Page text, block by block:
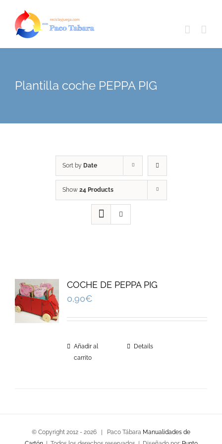
content
Plantilla coche PEPPA PIG
Sort by Date
Show 24 Products
COCHE DE PEPPA PIG
0,90€
Añadir al
carrito
Details
© Copyright 2012 - 2026 | Paco Tábara Manualidades de